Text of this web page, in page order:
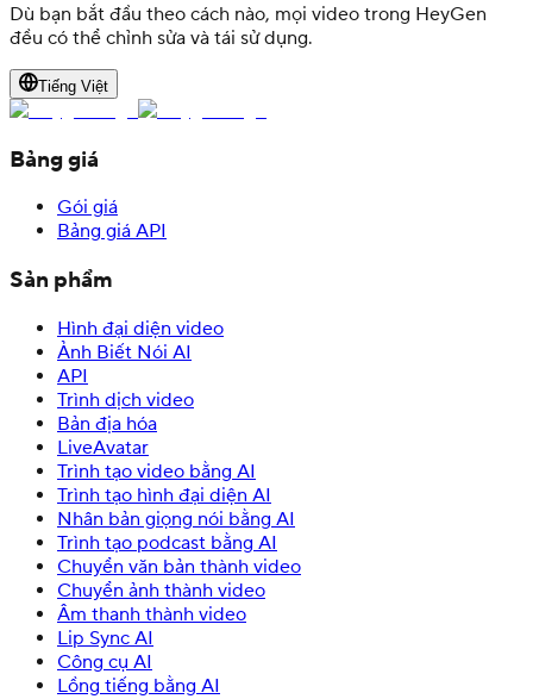
Dù bạn bắt đầu theo cách nào, mọi video trong HeyGen
đều có thể chỉnh sửa và tái sử dụng.
Tiếng Việt
Bảng giá
Gói giá
Bảng giá API
Sản phẩm
Hình đại diện video
Ảnh Biết Nói AI
API
Trình dịch video
Bản địa hóa
LiveAvatar
Trình tạo video bằng AI
Trình tạo hình đại diện AI
Nhân bản giọng nói bằng AI
Trình tạo podcast bằng AI
Chuyển văn bản thành video
Chuyển ảnh thành video
Âm thanh thành video
Lip Sync AI
Công cụ AI
Lồng tiếng bằng AI